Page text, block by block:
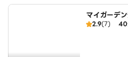
マイガーデ
2.9(7) 40